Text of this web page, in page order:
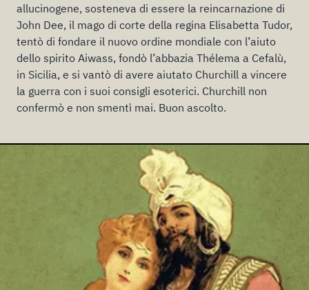
allucinogene, sosteneva di essere la reincarnazione di
John Dee, il mago di corte della regina Elisabetta Tudor,
tentò di fondare il nuovo ordine mondiale con l’aiuto
dello spirito Aiwass, fondò l’abbazia Thélema a Cefalù,
in Sicilia, e si vantò di avere aiutato Churchill a vincere
la guerra con i suoi consigli esoterici. Churchill non
confermò e non smentì mai. Buon ascolto.